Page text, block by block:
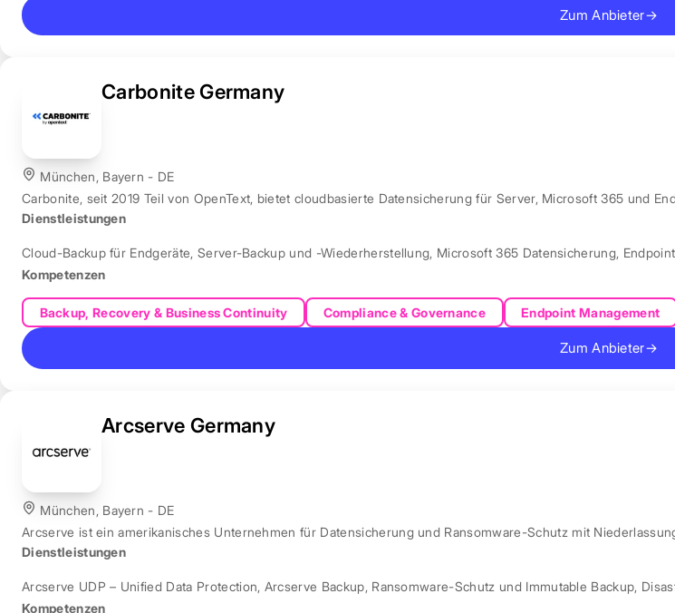
Zum Anbieter→
Carbonite Germany
München, Bayern - DE
Carbonite, seit 2019 Teil von OpenText, bietet cloudbasierte Datensicherung für Server, Microsoft 365 und
Dienstleistungen
Cloud-Backup für Endgeräte, Server-Backup und -Wiederherstellung, Microsoft 365 Datensicherung,
Kompetenzen
Backup, Recovery & Business Continuity Compliance & Governance Endpoint Management
Zum Anbieter→
Arcserve Germany
München, Bayern - DE
Arcserve ist ein amerikanisches Unternehmen für Datensicherung und Ransomware-Schutz mit
Dienstleistungen
Arcserve UDP – Unified Data Protection, Arcserve Backup, Ransomware-Schutz und Immutable Backup,
Kompetenzen